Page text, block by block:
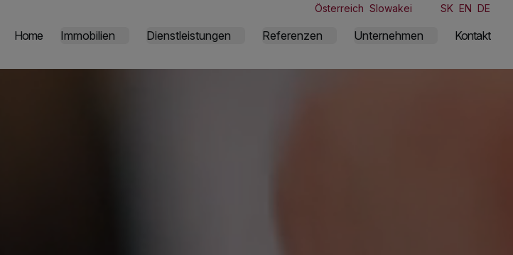
Österreich Slowakei SK EN DE
Home Immobilien Dienstleistungen Referenzen Unternehmen Kontakt